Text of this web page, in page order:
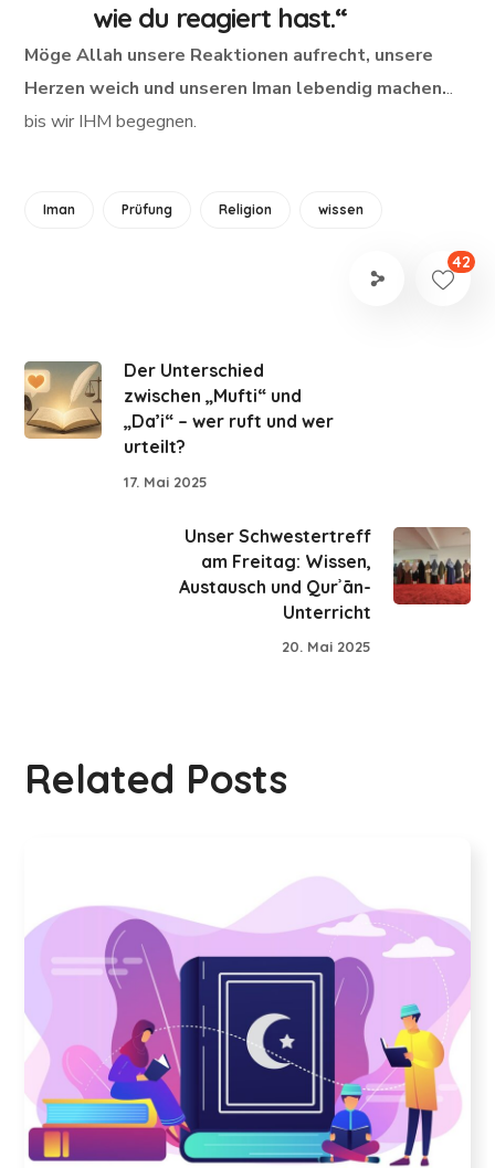
wie du reagiert hast.“
Möge Allah unsere Reaktionen aufrecht, unsere
Herzen weich und unseren Iman lebendig machen...
bis wir IHM begegnen.
Iman Prüfung Religion wissen
42
Der Unterschied
zwischen „Mufti“ und
„Da’i“ – wer ruft und wer
urteilt?
17. Mai 2025
Unser Schwestertreff
am Freitag: Wissen,
Austausch und Qurʾān-
Unterricht
20. Mai 2025
Related Posts